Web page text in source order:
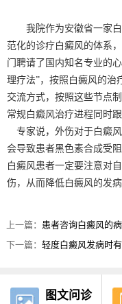
我院作为安徽省一家白
范化的诊疗白癜风的体系
门聘请了国内知名专业的
理疗法”，按照白癜风的治
交流方式，按照这些节点
常规白癜风治疗进程同时跟
专家说，外伤对于白癜
会导致患者黑色素合成受
白癜风患者一定要注意对
伤，从而降低白癜风的发病
上一篇： 患者咨询白癜风的
下一篇：轻度白癜风发病时
图文问诊